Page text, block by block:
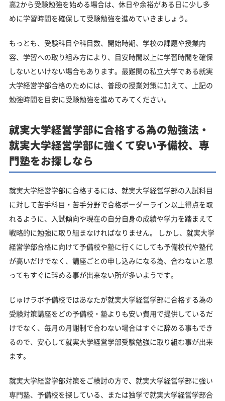
高2から受験勉強を始める場合は、休日や余裕がある日に少し多
めに学習時間を確保して受験勉強を進めていきましょう。
もっとも、受験科目や科目数、開始時期、学校の課題や授業内
容、学習への取り組み方により、目安時間以上に学習時間を確保
しないといけない場合もあります。最難関の私立大学である就実
大学経営学部合格のためには、普段の授業対策に加えて、上記の
勉強時間を目安に受験勉強を進めてみてください。
就実大学経営学部に合格する為の勉強法・
就実大学経営学部に強くて安い予備校、専
門塾をお探しなら
就実大学経営学部に合格するには、就実大学経営学部の入試科目
に対して苦手科目・苦手分野で合格ボーダーライン以上得点を取
れるように、入試傾向や現在の自分自身の成績や学力を踏まえて
戦略的に勉強に取り組まなければなりません。 しかし、就実大学
経営学部合格に向けて予備校や塾に行くにしても予備校代や塾代
が高いだけでなく、講座ごとの申し込みになる為、合わないと思
ってもすぐに辞める事が出来ない所が多いようです。
じゅけラボ予備校ではあなたが就実大学経営学部に合格する為の
受験対策講座をどの予備校・塾よりも安い費用で提供しているだ
けでなく、毎月の月謝制で合わない場合はすぐに辞める事もでき
るので、安心して就実大学経営学部受験勉強に取り組む事が出来
ます。
就実大学経営学部対策をご検討の方で、就実大学経営学部に強い
専門塾、予備校を探している、または独学で就実大学経営学部合